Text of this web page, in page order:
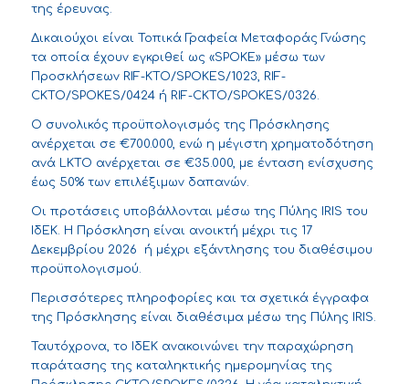
της έρευνας.
Δικαιούχοι είναι Τοπικά Γραφεία Μεταφοράς Γνώσης
τα οποία έχουν εγκριθεί ως «SPOKE» μέσω των
Προσκλήσεων RIF-KTO/SPOKES/1023, RIF-
CKTO/SPOKES/0424 ή RIF-CKTO/SPOKES/0326.
Ο συνολικός προϋπολογισμός της Πρόσκλησης
ανέρχεται σε €700.000, ενώ η μέγιστη χρηματοδότηση
ανά LKTO ανέρχεται σε €35.000, με ένταση ενίσχυσης
έως 50% των επιλέξιμων δαπανών.
Οι προτάσεις υποβάλλονται μέσω της Πύλης IRIS του
ΙδΕΚ. Η Πρόσκληση είναι ανοικτή μέχρι τις 17
Δεκεμβρίου 2026 ή μέχρι εξάντλησης του διαθέσιμου
προϋπολογισμού.
Περισσότερες πληροφορίες και τα σχετικά έγγραφα
της Πρόσκλησης είναι διαθέσιμα μέσω της Πύλης IRIS.
Ταυτόχρονα, το ΙδΕΚ ανακοινώνει την παραχώρηση
παράτασης της καταληκτικής ημερομηνίας της